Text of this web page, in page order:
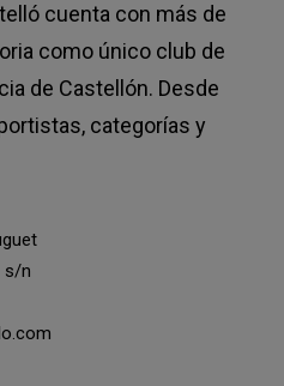
cuenta con más de
como único club de
de Castellón. Desde
categorías y
s/n